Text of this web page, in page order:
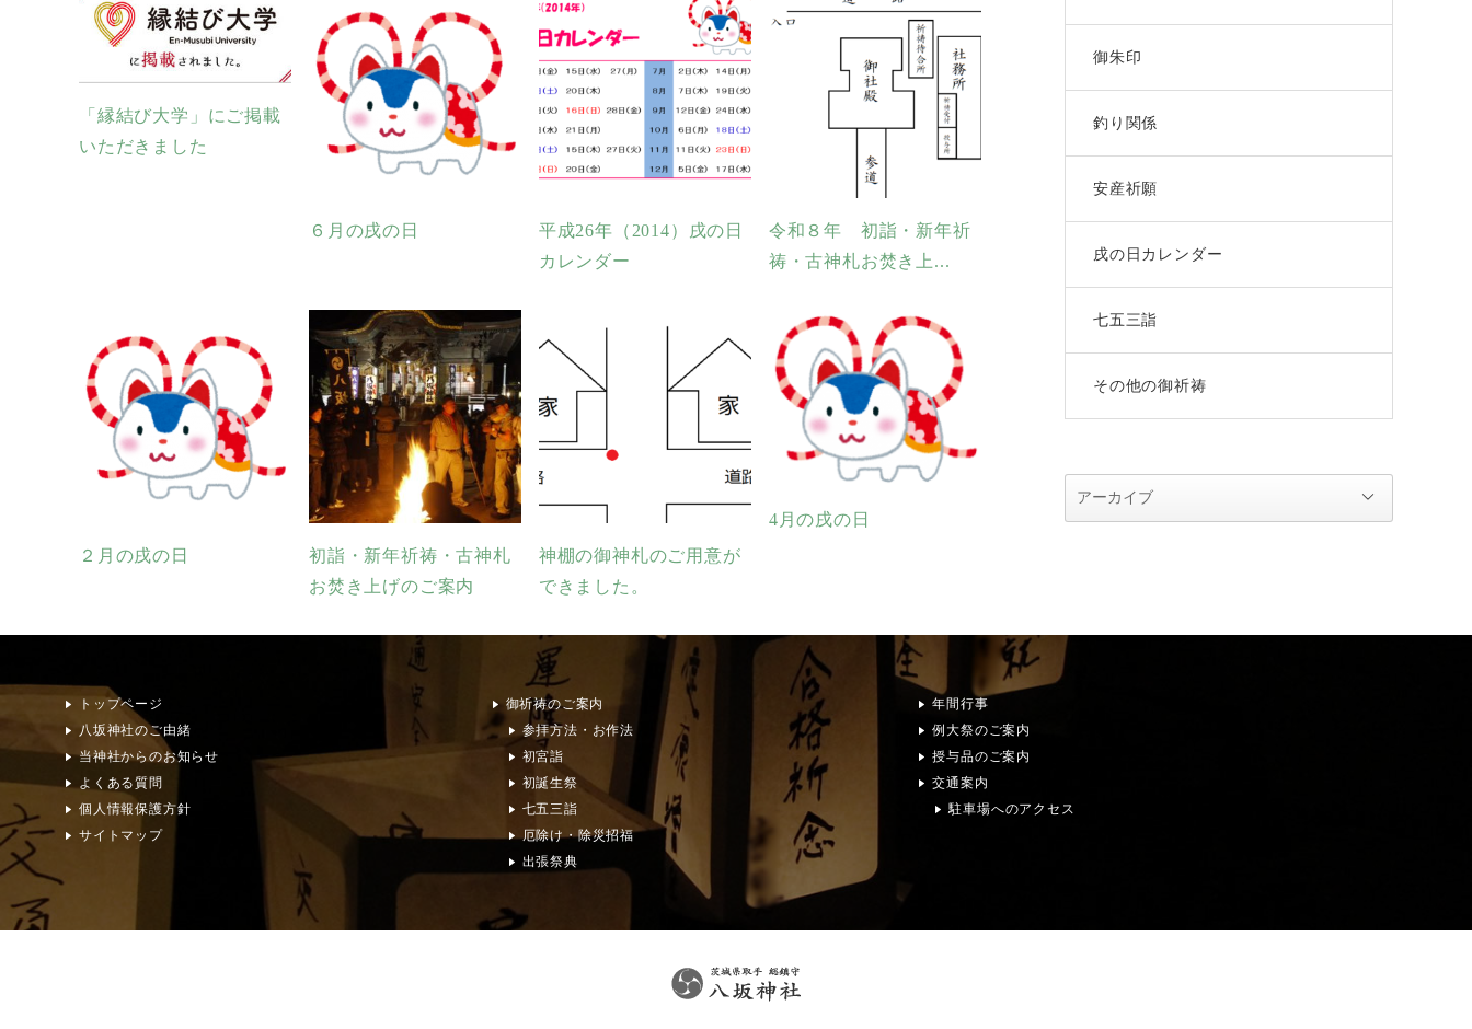
「縁結び大学」にご掲載
いただきました
６月の戌の日 平成26年（2014）戌の日
カレンダー
令和８年 初詣・新年祈
祷・古神札お焚き上...
２月の戌の日 初詣・新年祈祷・古神札
お焚き上げのご案内
神棚の御神札のご用意が
できました。
4月の戌の日
御朱印
釣り関係
安産祈願
戌の日カレンダー
七五三詣
その他の御祈祷
トップページ
八坂神社のご由緒
当神社からのお知らせ
よくある質問
個人情報保護方針
サイトマップ
御祈祷のご案内
参拝方法・お作法
初宮詣
初誕生祭
七五三詣
厄除け・除災招福
出張祭典
年間行事
例大祭のご案内
授与品のご案内
交通案内
駐車場へのアクセス